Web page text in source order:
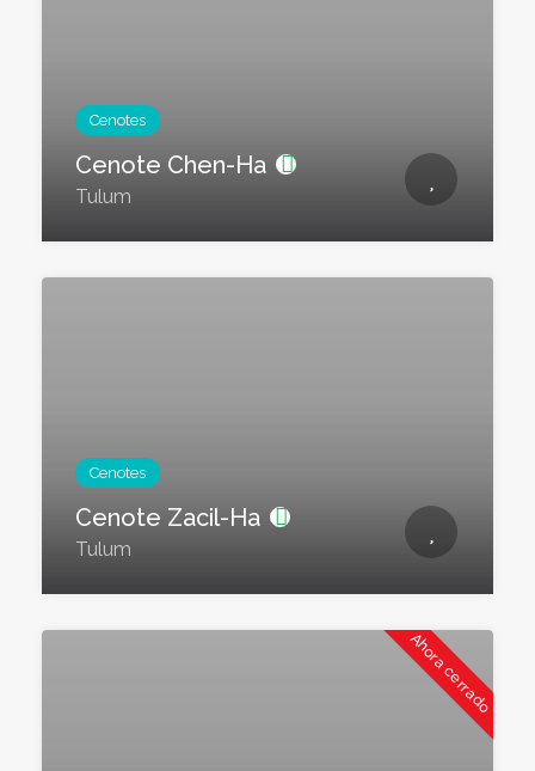
Cenotes
Cenote Chen-Ha
Tulum
Cenotes
Cenote Zacil-Ha
Tulum
Ahora cerrado